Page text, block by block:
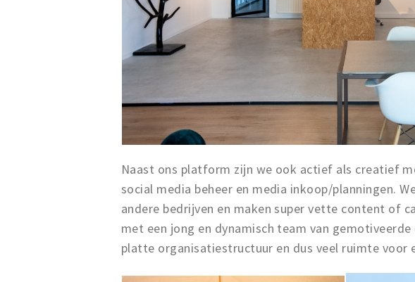
Naast ons platform zijn we ook actief als creatief
social media beheer en media inkoop/planningen.
andere bedrijven en maken super vette content of
met een jong en dynamisch team van gemotiveerde
platte organisatiestructuur en dus veel ruimte voor